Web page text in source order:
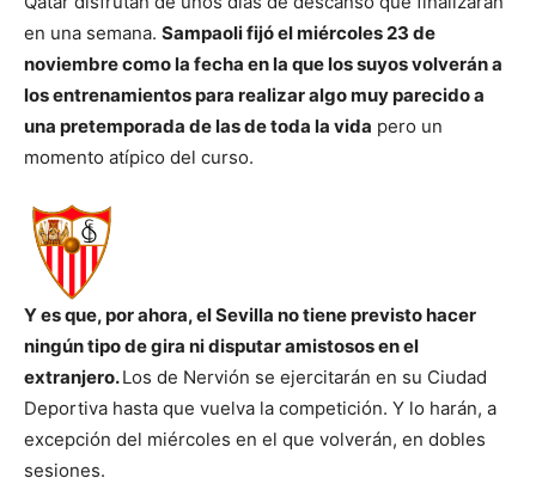
en una semana. Sampaoli fijó el miércoles 23 de
noviembre como la fecha en la que los suyos volverán a
los entrenamientos para realizar algo muy parecido a
una pretemporada de las de toda la vida pero un
momento atípico del curso.
Y es que, por ahora, el Sevilla no tiene previsto hacer
ningún tipo de gira ni disputar amistosos en el
extranjero.Los de Nervión se ejercitarán en su Ciudad
Deportiva hasta que vuelva la competición. Y lo harán, a
excepción del miércoles en el que volverán, en dobles
sesiones.